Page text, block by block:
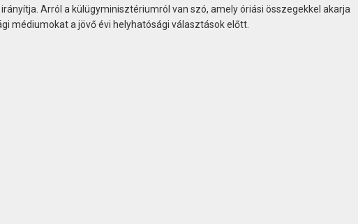
Arról a külügyminisztériumról van szó, amely óriási összegekkel akarja
médiumokat a jövő évi helyhatósági választások előtt.